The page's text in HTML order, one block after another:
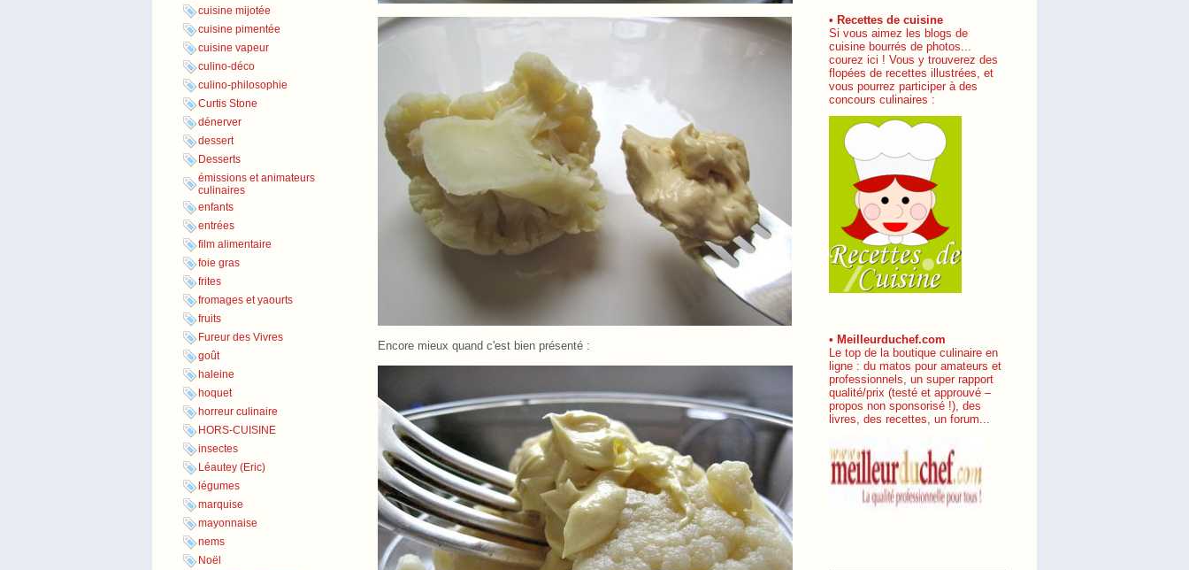
cuisine mijotée
cuisine pimentée
cuisine vapeur
culino-déco
culino-philosophie
Curtis Stone
dénerver
dessert
Desserts
émissions et animateurs
culinaires
enfants
entrées
film alimentaire
foie gras
frites
fromages et yaourts
fruits
Fureur des Vivres
goût
haleine
hoquet
horreur culinaire
HORS-CUISINE
insectes
Léautey (Eric)
légumes
marquise
mayonnaise
nems
Noël
Encore mieux quand c'est bien présenté :
• Recettes de cuisine
Si vous aimez les blogs de
cuisine bourrés de photos...
courez ici ! Vous y trouverez des
flopées de recettes illustrées, et
vous pourrez participer à des
concours culinaires :
• Meilleurduchef.com
Le top de la boutique culinaire en
ligne : du matos pour amateurs et
professionnels, un super rapport
qualité/prix (testé et approuvé –
propos non sponsorisé !), des
livres, des recettes, un forum...